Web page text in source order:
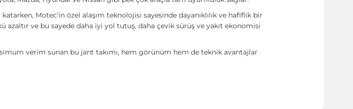
Motec’in özel alaşım teknolojisi sayesinde dayanıklılık ve hafiflik bir
azaltır ve bu sayede daha iyi yol tutuş, daha çevik sürüş ve yakıt ekonomisi
verim sunan bu jant takımı, hem görünüm hem de teknik avantajlar